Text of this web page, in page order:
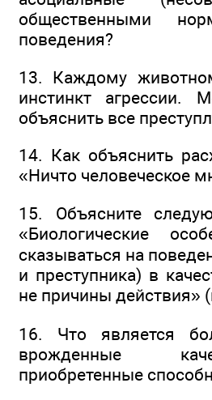
общественными
поведения?
13. Каждому
инстинкт агрессии.
объяснить все
14. Как объяснить
«Ничто человеческое
15. Объясните
«Биологические
сказываться на
и преступника) в
не причины действия»
16. Что является
врожденные
приобретенные